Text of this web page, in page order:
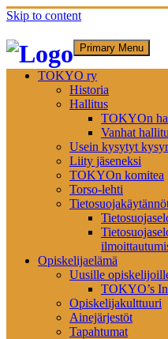
Skip to content
Primary Menu
TOKYO ry
Historia
Hallitus
TOKYOn
Vanhat
Usein kysytyt
Liity jäseneksi
TOKYOn komitea
Torso-lehti
Opiskelijaelämä
Uusille
TOKYO’s
Opiskelijakulttuuri
Ainejärjestöt
Tapahtumat